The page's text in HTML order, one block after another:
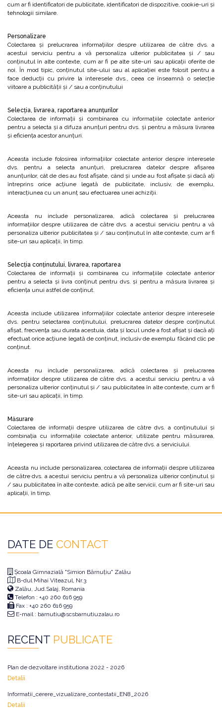
cum ar fi identificatori de publicitate, identificatori de dispozitive, cookie-uri și
tehnologii similare.
Personalizare
Colectarea și prelucrarea informațiilor despre utilizarea de către dvs. a
acestui serviciu pentru a vă personaliza ulterior publicitatea și / sau
conținutul în alte contexte, cum ar fi pe alte site-uri sau aplicații oferite de
noi. În mod tipic, conținutul site-ului sau al aplicației este folosit pentru a
face deducții cu privire la interesele dvs., ceea ce înseamnă o selecție
viitoare a publicității și / sau a conținutului
Selecția, livrarea, raportarea anunțurilor
Colectarea de informații și combinarea cu informațiile colectate anterior
pentru a selecta și a difuza anunțuri pentru dvs. și pentru a măsura livrarea
și eficiența acestor anunțuri.
Aceasta include folosirea informațiilor colectate anterior despre interesele
dvs. pentru a selecta anunțuri, prelucrarea datelor despre afișarea
anunțurilor, cât de des au fost afișate, când și unde au fost afișate și dacă ați
întreprins orice acțiune legată de publicitate, inclusiv, de exemplu,
interacțiunea cu un anunț sau efectuarea unei achiziții.
Aceasta nu include personalizarea, adică colectarea și prelucrarea
informațiilor despre utilizarea de către dvs. a acestui serviciu pentru a vă
personaliza ulterior publicitatea și / sau conținutul în alte contexte, cum ar fi
site-uri sau aplicații, în timp.
Selecția conținutului, livrarea, raportarea
Colectarea de informații și combinarea cu informațiile colectate anterior
pentru a selecta și livra conținut pentru dvs. și pentru a măsura livrarea și
eficiența unui astfel de conținut.
Aceasta include utilizarea informațiilor colectate anterior despre interesele
dvs. pentru selectarea conținutului, prelucrarea datelor despre conținutul
afișat, frecvența sau durata acestuia, data și locul unde a fost afișat și dacă ați
efectuat orice acțiune legată de conținut, inclusiv de exemplu făcând clic pe
conținut.
Aceasta nu include personalizarea, adică colectarea și prelucrarea
informațiilor despre utilizarea de către dvs. a acestui serviciu pentru a vă
personaliza ulterior conținutul și / sau publicitatea în alte contexte, cum ar fi
site-uri sau aplicații, în timp.
Măsurare
Colectarea de informații despre utilizarea de către dvs. a conținutului și
combinația cu informațiile colectate anterior, utilizate pentru măsurarea,
înțelegerea și raportarea privind utilizarea de către dvs. a serviciului.
Aceasta nu include personalizarea, colectarea de informații despre utilizarea
de către dvs. a acestui serviciu pentru a vă personaliza ulterior conținutul și
/ sau publicitatea în alte contexte, adică pe alte servicii, cum ar fi site-uri sau
aplicații, în timp.
DATE DE CONTACT
Școala Gimnazială "Simion Bărnuțiu" Zalău
B-dul Mihai Viteazul, Nr.3
Zalău, Jud.Salaj, Romania
Telefon : +40 260 616 959
Fax : +40 260 616 959
E-mail : barnutiu@scsbarnutiuzalau.ro
RECENT PUBLICATE
Plan de dezvoltare institutiona 2022 - 2026
Detalii
Informatii_cerere_vizualizare_contestatii_EN8_2026
Detalii